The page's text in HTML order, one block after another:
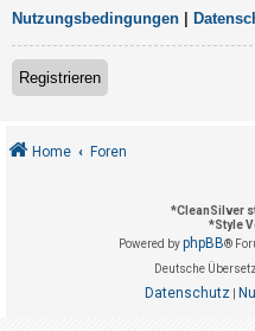
U
n
e
Nutzungsbedingungen
Registrieren
Home Foren
*CleanSilver
*Style
Powered byphpBB®
Deutsche
Datenschutz|